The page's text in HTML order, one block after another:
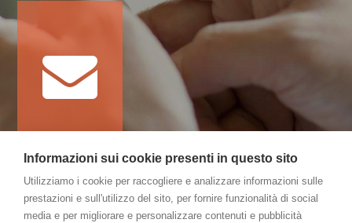
gamco@gamco.it
Informazioni sui cookie presenti in questo sito
Utilizziamo i cookie per raccogliere e analizzare informazioni sulle
prestazioni e sull'utilizzo del sito, per fornire funzionalità di social
media e per migliorare e personalizzare contenuti e pubblicità